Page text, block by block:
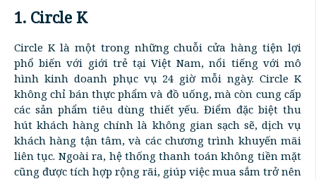
1. Circle K
Circle K là một trong những chuỗi cửa hàng tiện lợi
phổ biến với giới trẻ tại Việt Nam, nổi tiếng với mô
hình kinh doanh phục vụ 24 giờ mỗi ngày. Circle K
không chỉ bán thực phẩm và đồ uống, mà còn cung cấp
các sản phẩm tiêu dùng thiết yếu. Điểm đặc biệt thu
hút khách hàng chính là không gian sạch sẽ, dịch vụ
khách hàng tận tâm, và các chương trình khuyến mãi
liên tục. Ngoài ra, hệ thống thanh toán không tiền mặt
cũng được tích hợp rộng rãi, giúp việc mua sắm trở nên